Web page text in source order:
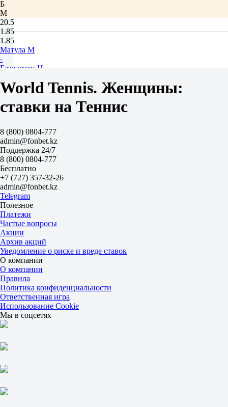
Б
М
20.5
1.85
1.85
Матула М
-
Базилетти Н
2.70
1.40
Фора
1
+4.5
1.75
-4.5
1.95
Тотал
Б
М
20.5
1.90
1.80
Китай
1
2
Ван Юйхань
-
Чжан Цзюньхань
Завтра в 05:00
1.65
2.10
Фора
1
2
1.90
+2.5
Тотал
М
20.5
World Tennis. Женщины:
ставки на Теннис
8 (800) 0804-777
admin@fonbet.kz
Поддержка 24/7
8 (800) 0804-777
Бесплатно
+7 (727) 357-32-26
admin@fonbet.kz
Telegram
Полезное
Платежи
Частые вопросы
Акции
Архив акций
Уведомление о риске и вреде ставок
О компании
О компании
Правила
Политика конфиденциальности
Ответственная игра
Использование Cookie
Мы в соцсетях